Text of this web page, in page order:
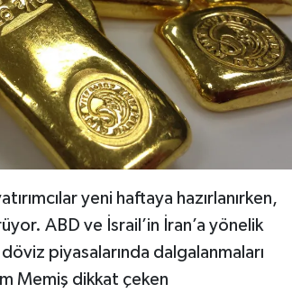
yeni haftaya hazırlanırken,
ABD ve İsrail’in İran’a yönelik
piyasalarında dalgalanmaları
Memiş dikkat çeken